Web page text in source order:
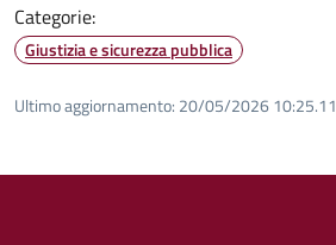
Categorie:
Giustizia e sicurezza pubblica
Ultimo aggiornamento: 20/05/2026 10:25.11